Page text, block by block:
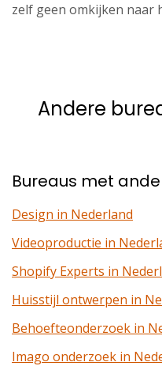
zelf geen omkijken naar
Andere
Bureaus met
Design in Nederland
Videoproductie in
Shopify Experts in
Huisstijl ontwerpen in
Behoefteonderzoek in
Imago onderzoek in